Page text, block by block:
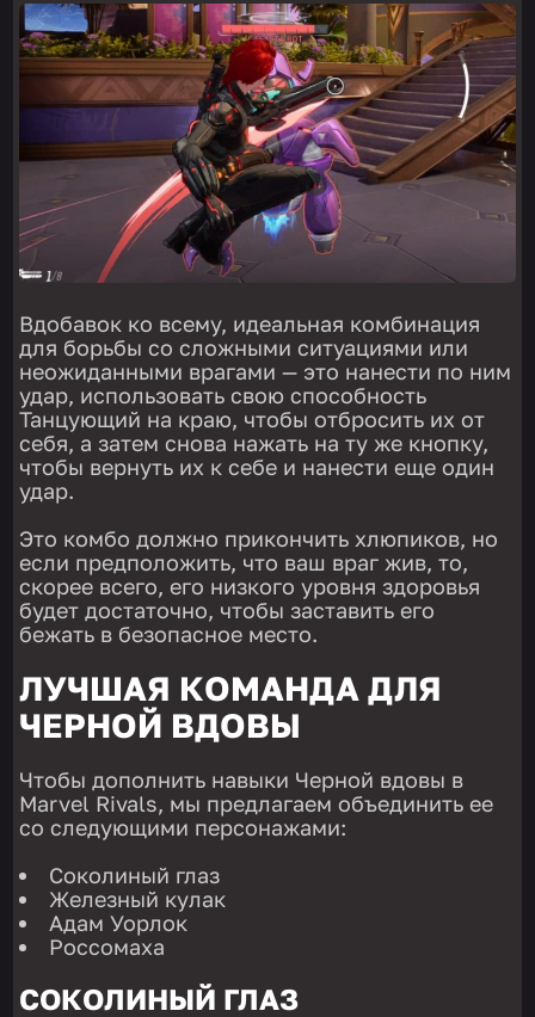
Вдобавок ко всему, идеальная комбинация
для борьбы со сложными ситуациями или
неожиданными врагами — это нанести по ним
удар, использовать свою способность
Танцующий на краю, чтобы отбросить их от
себя, а затем снова нажать на ту же кнопку,
чтобы вернуть их к себе и нанести еще один
удар.
Это комбо должно прикончить хлюпиков, но
если предположить, что ваш враг жив, то,
скорее всего, его низкого уровня здоровья
будет достаточно, чтобы заставить его
бежать в безопасное место.
ЛУЧШАЯ КОМАНДА ДЛЯ
ЧЕРНОЙ ВДОВЫ
Чтобы дополнить навыки Черной вдовы в
Marvel Rivals, мы предлагаем объединить ее
со следующими персонажами:
Соколиный глаз
Железный кулак
Адам Уорлок
Россомаха
СОКОЛИНЫЙ ГЛАЗ